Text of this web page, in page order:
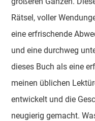
Rätsel, voller
eine erfrischende
und eine durchweg
dieses Buch als eine
meinen üblichen
entwickelt und die
neugierig gemacht.